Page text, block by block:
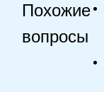
Похожие
вопросы